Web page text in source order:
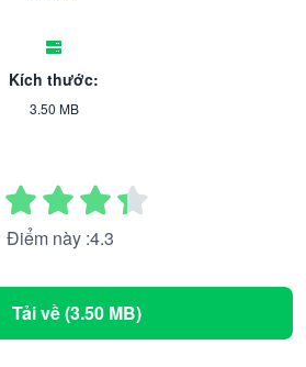
Kích thước:
3.50 MB
Điểm này :4.3
Tải về (3.50 MB)